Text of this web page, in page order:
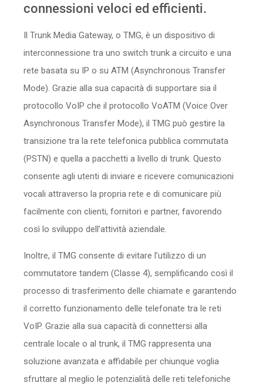
connessioni veloci ed efficienti.
Il Trunk Media Gateway, o TMG, è un dispositivo di
interconnessione tra uno switch trunk a circuito e una
rete basata su IP o su ATM (Asynchronous Transfer
Mode). Grazie alla sua capacità di supportare sia il
protocollo VoIP che il protocollo VoATM (Voice Over
Asynchronous Transfer Mode), il TMG può gestire la
transizione tra la rete telefonica pubblica commutata
(PSTN) e quella a pacchetti a livello di trunk. Questo
consente agli utenti di inviare e ricevere comunicazioni
vocali attraverso la propria rete e di comunicare più
facilmente con clienti, fornitori e partner, favorendo
così lo sviluppo dell’attività aziendale.
Inoltre, il TMG consente di evitare l’utilizzo di un
commutatore tandem (Classe 4), semplificando così il
processo di trasferimento delle chiamate e garantendo
il corretto funzionamento delle telefonate tra le reti
VoIP. Grazie alla sua capacità di connettersi alla
centrale locale o al trunk, il TMG rappresenta una
soluzione avanzata e affidabile per chiunque voglia
sfruttare al meglio le potenzialità delle reti telefoniche